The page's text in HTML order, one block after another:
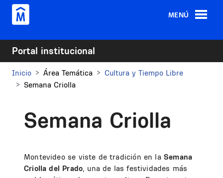
Pasar al contenido principal
MENÚ
Portal institucional
Inicio Área Temática
Cultura y Tiempo Libre
Semana Criolla
Semana Criolla
Montevideo se viste de tradición en laSemana
Criolla del Prado, una de las festividades más